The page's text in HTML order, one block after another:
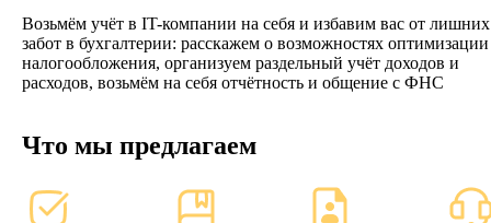
Возьмём учёт в IT-компании на себя и избавим вас от лишних
забот в бухгалтерии: расскажем о возможностях оптимизации
налогообложения, организуем раздельный учёт доходов и
расходов, возьмём на себя отчётность и общение с ФНС
Что мы предлагаем